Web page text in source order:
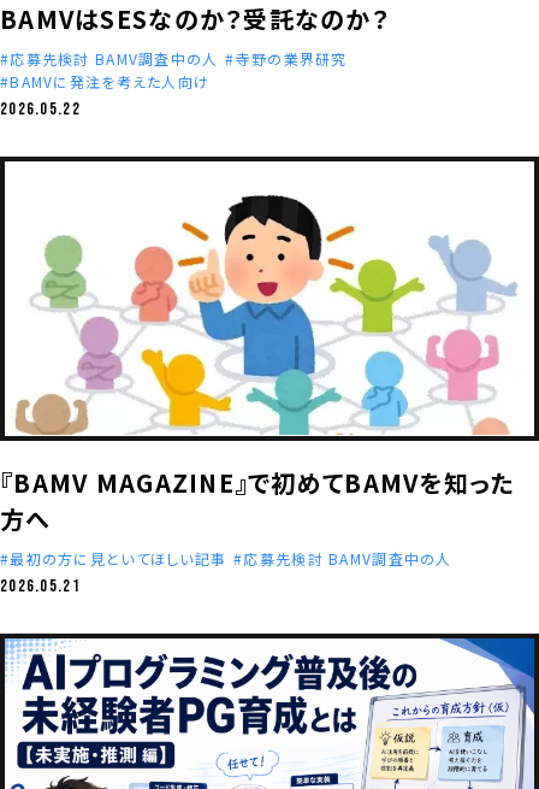
BAMVはSESなのか？受託なのか？
応募先検討 BAMV調査中の人
寺野の業界研究
BAMVに発注を考えた人向け
2026.05.22
『BAMV MAGAZINE』で初めてBAMVを知った
方へ
最初の方に見といてほしい記事
応募先検討 BAMV調査中の人
2026.05.21